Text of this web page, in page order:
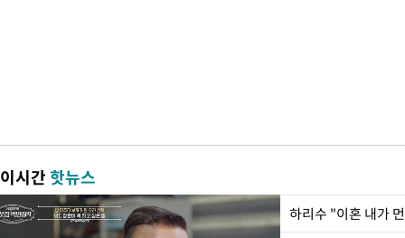
이시간핫뉴스
하리수 "이혼 내가